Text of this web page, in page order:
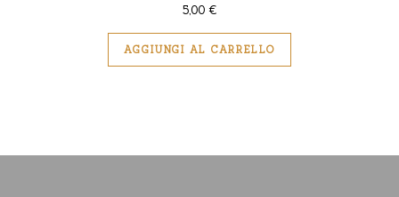
5,00 €
AGGIUNGI AL CARRELLO